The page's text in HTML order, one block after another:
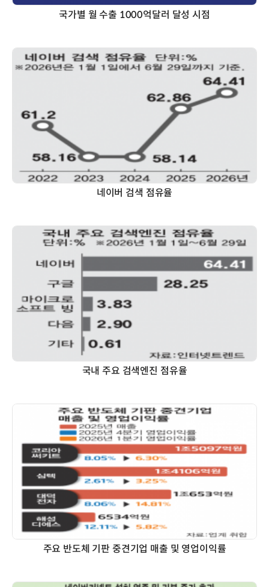
국가별 월 수출 1000억달러 달성 시점
네이버 검색 점유율
국내 주요 검색엔진 점유율
주요 반도체 기판 중견기업 매출 및 영업이익률